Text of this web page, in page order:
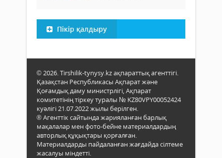
Пікір қалдыру
© 2026. Tirshilik-tynysy.kz ақпараттық агенттігі.
Қазақстан Республикасы Ақпарат және
Қоғамдық даму министрлігі, Ақпарат
комитетінің тіркеу туралы № KZ80VPY00052424
куәлігі 21.07.2022 жылы берілген.
® Агенттік сайтында жарияланған барлық
мақалалар мен фото-бейне материалдардың
авторлық құқықтары қорғалған.
Материалдарды пайдаланған жағдайда сілтеме
жасалуы міндетті.